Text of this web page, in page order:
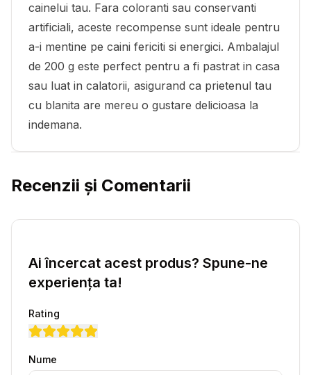
cainelui tau. Fara coloranti sau conservanti
artificiali, aceste recompense sunt ideale pentru
a-i mentine pe caini fericiti si energici. Ambalajul
de 200 g este perfect pentru a fi pastrat in casa
sau luat in calatorii, asigurand ca prietenul tau
cu blanita are mereu o gustare delicioasa la
indemana.
Recenzii și Comentarii
Ai încercat acest produs? Spune-ne
experiența ta!
Rating
Nume